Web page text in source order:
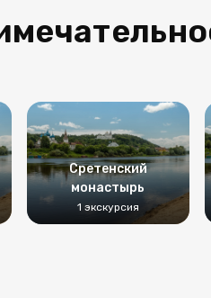
Сретенский
монастырь
1 экскурсия